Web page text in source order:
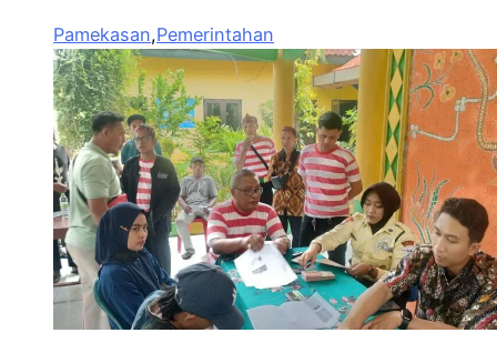
Pamekasan,Pemerintahan